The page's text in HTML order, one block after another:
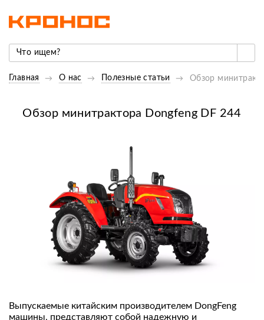
Главная О нас Полезные статьи Обзор
Обзор минитрактора Dongfeng DF 244
Выпускаемые китайским производителем DongFeng
машины, представляют собой надежную и